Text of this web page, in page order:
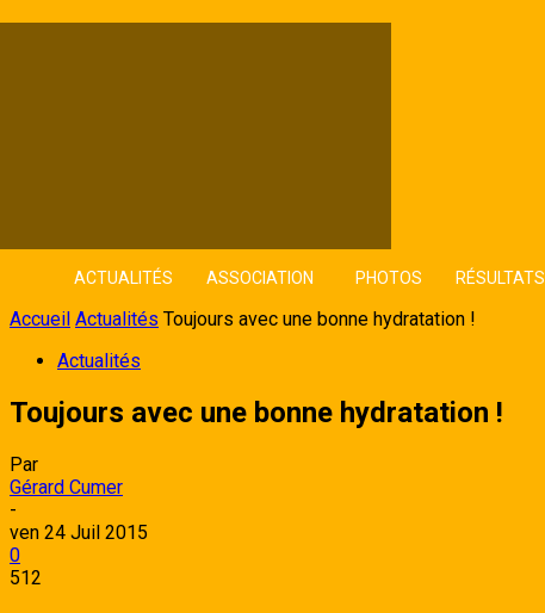
ACTUALITÉS ASSOCIATION PHOTOS RÉSULTATS
Accueil Actualités Toujours avec une bonne hydratation !
Actualités
Toujours avec une bonne hydratation !
Par
Gérard Cumer
-
ven 24 Juil 2015
0
512